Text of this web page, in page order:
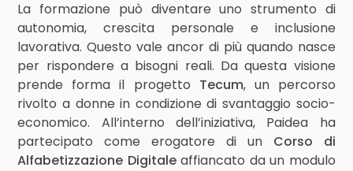
La formazione può diventare uno strumento di
autonomia, crescita personale e inclusione
lavorativa. Questo vale ancor di più quando nasce
per rispondere a bisogni reali. Da questa visione
prende forma il progetto Tecum, un percorso
rivolto a donne in condizione di svantaggio socio-
economico. All’interno dell’iniziativa, Paidea ha
partecipato come erogatore di un Corso di
Alfabetizzazione Digitaleaffiancato da un modulo